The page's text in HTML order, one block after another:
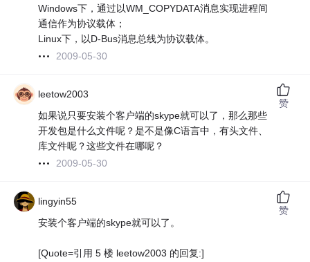
Windows下，通过以WM_COPYDATA消息实现进程间
通信作为协议载体；
Linux下，以D-Bus消息总线为协议载体。
2009-05-30
leetow2003
如果说只要安装个客户端的skype就可以了，那么那些
开发包是什么文件呢？是不是像C语言中，有头文件、
库文件呢？这些文件在哪呢？
2009-05-30
赞
lingyin55
安装个客户端的skype就可以了。
[Quote=引用 5 楼 leetow2003 的回复:]
赞